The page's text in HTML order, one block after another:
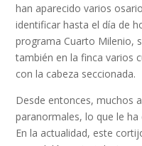
han aparecido varios
identificar hasta el día de
programa Cuarto Milenio,
también en la finca varios
con la cabeza seccionada.
Desde entonces, muchos
paranormales, lo que le
En la actualidad, este